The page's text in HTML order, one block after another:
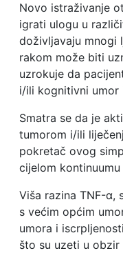
Novo istraživanje
igrati ulogu u
doživljavaju mnogi
rakom može biti
uzrokuje da
i/ili kognitivni umor
Smatra se da je
tumorom i/ili
pokretač ovog
cijelom
Viša razina TNF-α,
s većim općim
umora i
što su uzeti u obzir